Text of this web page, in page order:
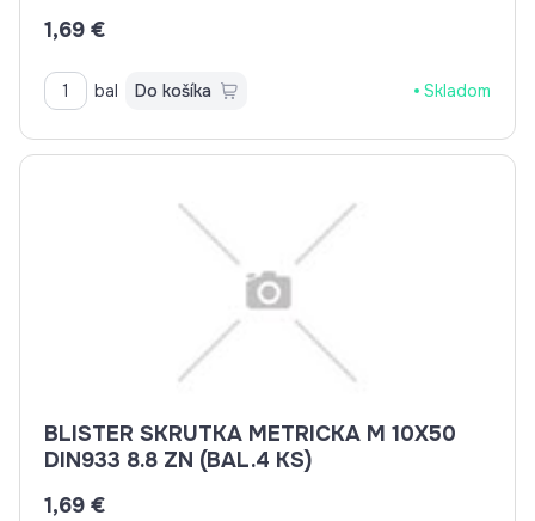
1,69 €
bal Do košíka Skladom
BLISTER SKRUTKA METRICKA M 10X50
DIN933 8.8 ZN (BAL.4 KS)
1,69 €